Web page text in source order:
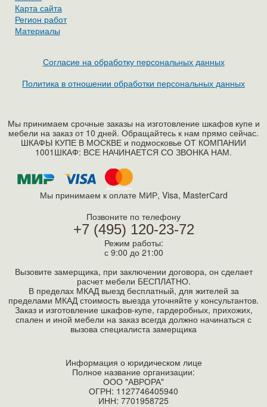
Карта сайта
Регион работ
Материалы
Согласие на обработку персональных данных
Политика в отношении обработки персональных данных
Мы принимаем срочные заказы на изготовление шкафов купе и
мебели на заказ от 10 дней. Обращайтесь к нам прямо сейчас.
ШКАФЫ КУПЕ В МОСКВЕ и подмосковье ОТ КОМПАНИИ
1001ШКАФ: ВСЕ НАЧИНАЕТСЯ СО ЗВОНКА НАМ.
Мы принимаем к оплате МИР, Visa, MasterСard
Позвоните по телефону
+7 (495) 120-23-72
Режим работы:
с 9:00 до 21:00
Вызовите замерщика, при заключении договора, он сделает
расчет мебели БЕСПЛАТНО.
В пределах МКАД выезд бесплатный, для жителей за
пределами МКАД стоимость выезда уточняйте у консультантов.
Заказ и изготовление шкафов-купе, гардеробных, прихожих,
спален и иной мебели на заказ всегда должно начинаться с
вызова специалиста замерщика
Информация о юридическом лице
Полное название организации:
ООО "АВРОРА"
ОГРН: 1127746405940
ИНН: 7701958725